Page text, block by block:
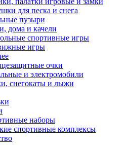
для песка и снега
пузыри
дома и качели
спортивные игры
игры
очки
и электромобили
снегокаты и лыжи
наборы
спортивные комплексы